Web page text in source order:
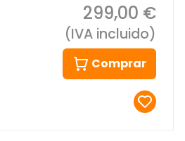
299,00 €
(IVA incluido)
Comprar